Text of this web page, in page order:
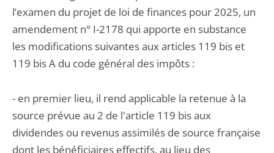
l’examen du projet de loi de finances pour 2025, un
amendement n° I-2178 qui apporte en substance
les modifications suivantes aux articles 119 bis et
119 bis A du code général des impôts :
- en premier lieu, il rend applicable la retenue à la
source prévue au 2 de l'article 119 bis aux
dividendes ou revenus assimilés de source française
dont les bénéficiaires effectifs, au lieu des